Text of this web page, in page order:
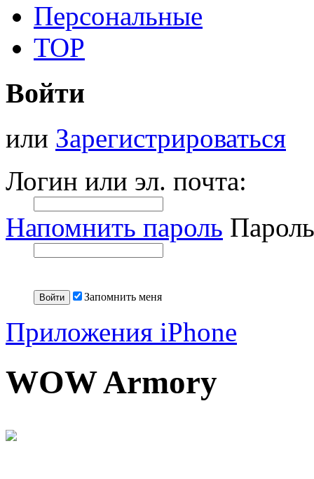
Персональные
TOP
Войти
или Зарегистрироваться
Логин или эл. почта:
Напомнить пароль
Запомнить меня
Приложения iPhone
WOW Armory